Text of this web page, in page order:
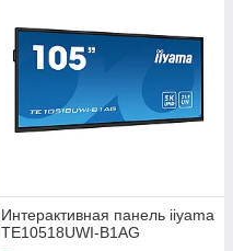
Интерактивная панель iiyama
TE10518UWI-B1AG